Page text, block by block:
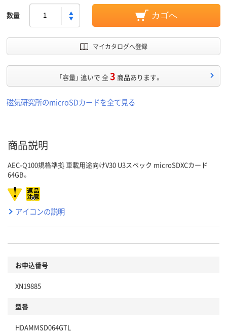
数量 カゴへ
マイカタログへ登録
「容量」 違いで 全3 商品あります。
磁気研究所のmicroSDカードを全て見る
商品説明
AEC-Q100規格準拠 車載用途向けV30 U3スペック microSDXCカード
64GB。
アイコンの説明
お申込番号
XN19885
型番
HDAMMSD064GTL